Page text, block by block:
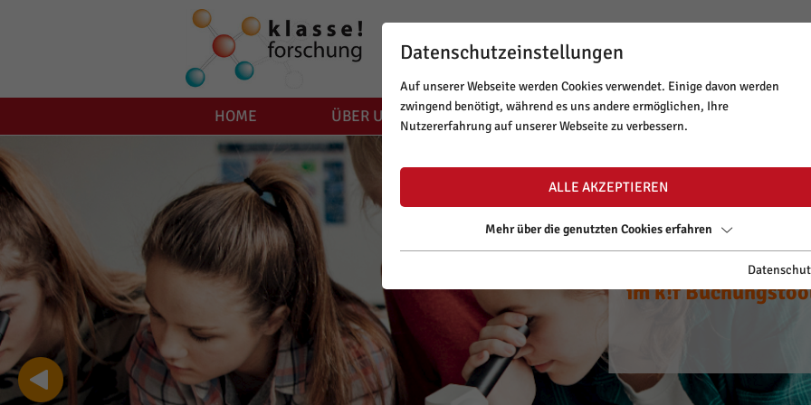
BUCHUNGSTOOL NEWSLETTER
HOME ÜBER UNS ANGEBOT & THEMEN LAUFENDE
CYANce out of
zu neuen Ufern.
Spannende
im k!f
Starte dein
auf www.mint-
CYANce out of
zu neuen Ufern.
Spannende
im k!f
Datenschutzeinstellungen
Auf unserer Webseite werden Cookies verwendet. Einige davon werden
zwingend benötigt, während es uns andere ermöglichen, Ihre
Nutzererfahrung auf unserer Webseite zu verbessern.
ALLE AKZEPTIEREN
Mehr über die genutzten Cookies erfahren